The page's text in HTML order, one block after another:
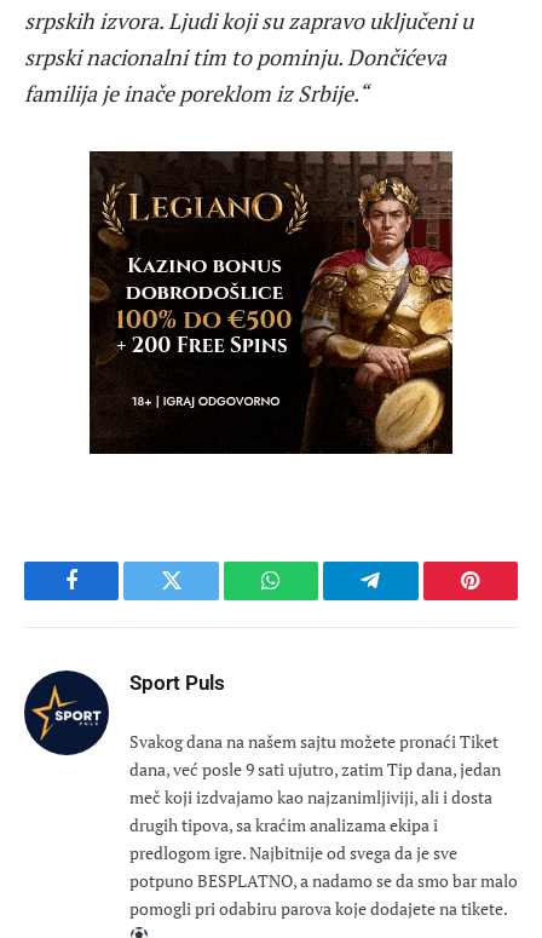
srpskih izvora. Ljudi koji su zapravo uključeni u
srpski nacionalni tim to pominju. Dončićeva
familija je inače poreklom iz Srbije.“
Facebook Twitter WhatsApp Telegram
Sport Puls
Svakog dana na našem sajtu možete pronaći Tiket
dana, već posle 9 sati ujutro, zatim Tip dana, jedan
meč koji izdvajamo kao najzanimljiviji, ali i dosta
drugih tipova, sa kraćim analizama ekipa i
predlogom igre. Najbitnije od svega da je sve
potpuno BESPLATNO, a nadamo se da smo bar malo
pomogli pri odabiru parova koje dodajete na tikete.